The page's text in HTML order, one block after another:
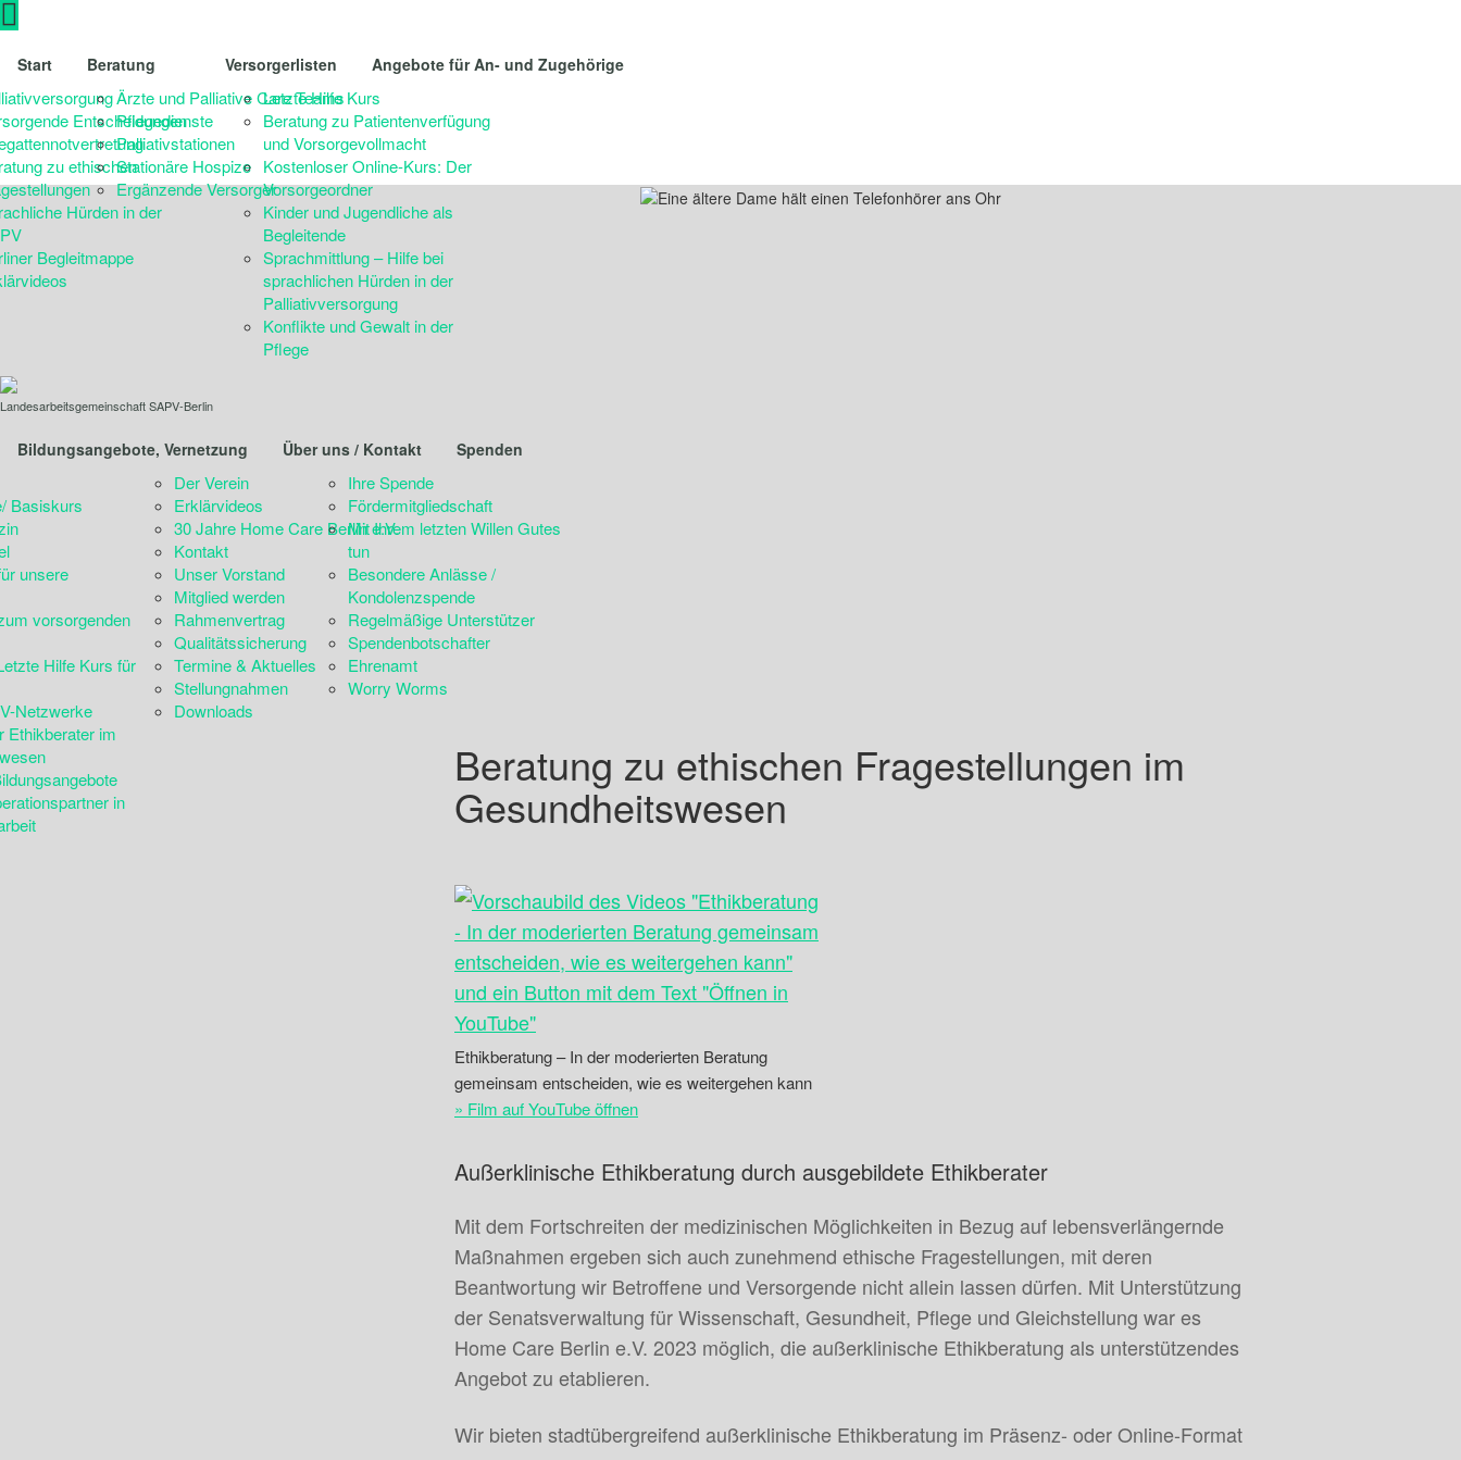
Start Beratung
Entscheidungen
zu ethischen
Hürden in der
Begleitmappe
Versorgerlisten
Ärzte und Palliative Care Teams
Pflegedienste
Palliativstationen
Stationäre Hospize
Ergänzende Versorger
Angebote für An- und Zugehörige
Letzte Hilfe Kurs
Beratung zu Patientenverfügung
und Vorsorgevollmacht
Kostenloser Online-Kurs: Der
Vorsorgeordner
Kinder und Jugendliche als
Begleitende
Sprachmittlung – Hilfe bei
sprachlichen Hürden in der
Palliativversorgung
Konflikte und Gewalt in der
Pflege
Landesarbeitsgemeinschaft SAPV-Berlin
Bildungsangebote, Vernetzung
Basiskurs
unsere
vorsorgenden
Hilfe Kurs für
Netzwerke
Ethikberater im
in
Über uns / Kontakt
Der Verein
Erklärvideos
30 Jahre Home Care Berlin e.V.
Kontakt
Unser Vorstand
Mitglied werden
Rahmenvertrag
Qualitätssicherung
Termine & Aktuelles
Stellungnahmen
Downloads
Spenden
Ihre Spende
Fördermitgliedschaft
Mit Ihrem letzten Willen Gutes
tun
Besondere Anlässe /
Kondolenzspende
Regelmäßige Unterstützer
Spendenbotschafter
Ehrenamt
Worry Worms
Beratung zu ethischen Fragestellungen im
Gesundheitswesen
Ethikberatung – In der moderierten Beratung
gemeinsam entscheiden, wie es weitergehen kann
» Film auf YouTube öffnen
Außerklinische Ethikberatung durch ausgebildete Ethikberater
Mit dem Fortschreiten der medizinischen Möglichkeiten in Bezug auf lebensverlängernde
Maßnahmen ergeben sich auch zunehmend ethische Fragestellungen, mit deren
Beantwortung wir Betroffene und Versorgende nicht allein lassen dürfen. Mit Unterstützung
der Senatsverwaltung für Wissenschaft, Gesundheit, Pflege und Gleichstellung war es
Home Care Berlin e.V. 2023 möglich, die außerklinische Ethikberatung als unterstützendes
Angebot zu etablieren.
Wir bieten stadtübergreifend außerklinische Ethikberatung im Präsenz- oder Online-Format